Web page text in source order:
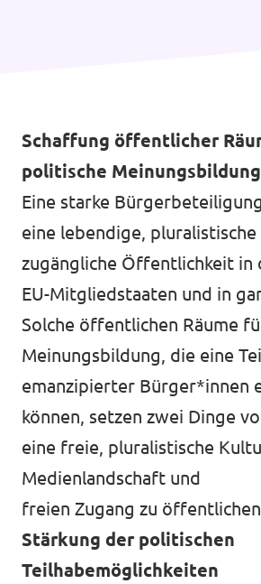
Schaffung öffentlicher
politische Meinungsbildung
Eine starke
eine lebendige, pluralistische
zugängliche Öffentlichkeit in
EU-Mitgliedstaaten und in
Solche öffentlichen Räume
Meinungsbildung, die eine
emanzipierter Bürger*innen
können, setzen zwei Dinge
eine freie, pluralistische
Medienlandschaft und
freien Zugang zu
Stärkung der politischen
Teilhabemöglichkeiten